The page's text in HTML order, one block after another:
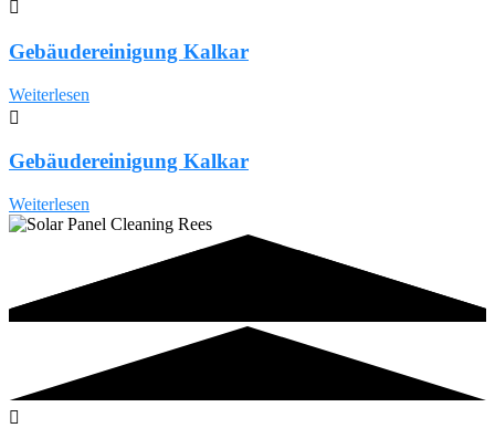
Gebäudereinigung Kalkar
Weiterlesen
Gebäudereinigung Kalkar
Weiterlesen